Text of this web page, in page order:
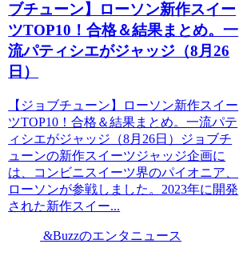
ブチューン】ローソン新作スイー
ツTOP10！合格＆結果まとめ。一
流パティシエがジャッジ（8月26
日）
【ジョブチューン】ローソン新作スイー
ツTOP10！合格＆結果まとめ。一流パテ
ィシエがジャッジ（8月26日）ジョブチ
ューンの新作スイーツジャッジ企画に
は、コンビニスイーツ界のパイオニア、
ローソンが参戦しました。2023年に開発
された新作スイー...
&Buzzのエンタニュース